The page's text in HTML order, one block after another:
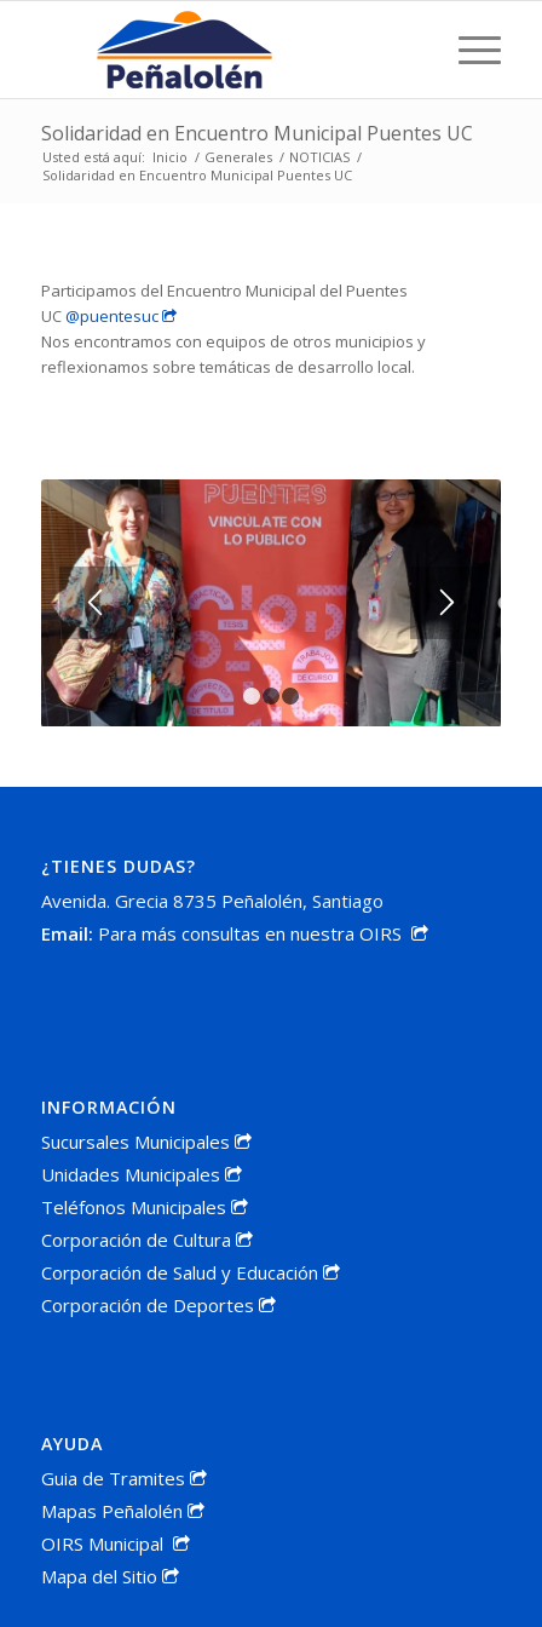
Solidaridad en Encuentro Municipal Puentes UC
Usted está aquí: Inicio / Generales / NOTICIAS /
Solidaridad en Encuentro Municipal Puentes UC
Participamos del Encuentro Municipal del Puentes
UC@puentesuc
Nos encontramos con equipos de otros municipios y
reflexionamos sobre temáticas de desarrollo local.
3
¿TIENES DUDAS?
Avenida. Grecia 8735 Peñalolén, Santiago
Email: Para más consultas en nuestra OIRS
INFORMACIÓN
Sucursales Municipales
Unidades Municipales
Teléfonos Municipales
Corporación de Cultura
Corporación de Salud y Educación
Corporación de Deportes
AYUDA
Guia de Tramites
Mapas Peñalolén
OIRS Municipal
Mapa del Sitio